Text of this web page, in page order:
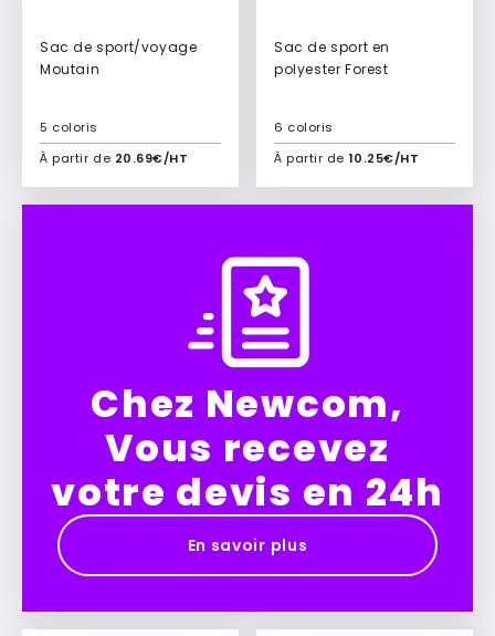
Sac de sport/voyage
Moutain
À partir de 20.69€/HT
5 coloris
Ajouter à mon devis
Sac de sport en
polyester Forest
À partir de 10.25€/HT
6 coloris
Ajouter à mon devis
Chez Newcom,
Vous recevez
votre devis en 24h
En savoir plus